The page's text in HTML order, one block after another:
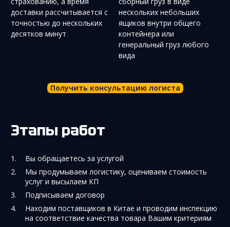
доставки рассчитывается с
точностью до нескольких
десятков минут
нескольких небольших
ящиков внутри общего
контейнера или
генеральный груз любого
вида
Получить консультацию логиста
Этапы работ
Вы обращаетесь за услугой
Мы продумываем логистику, оцениваем стоимость
услуг и высылаем КП
Подписываем договор
Находим поставщиков в Китае и проводим инспекцию
на соответствие качества товара Вашим критериям